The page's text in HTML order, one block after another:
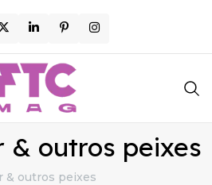
& outros peixes
& outros peixes